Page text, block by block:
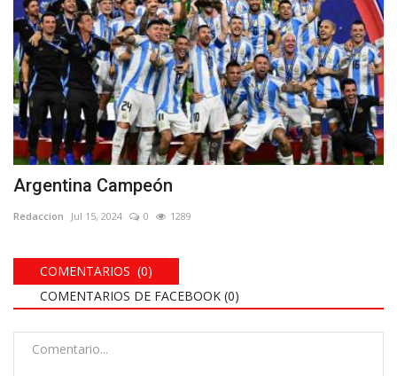
Argentina Campeón
Redaccion Jul 15, 2024 0 1289
COMENTARIOS (0)
COMENTARIOS DE FACEBOOK (0)